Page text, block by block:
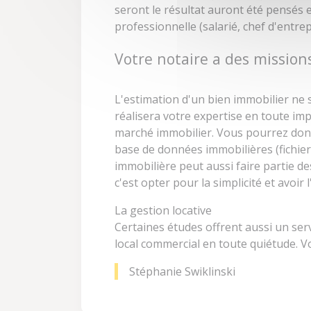
seront le résultat auront été pensés
professionnelle (salarié, chef
Votre notaire a des
L'estimation d'un bien immobilier ne
réalisera votre expertise en toute
marché immobilier. Vous pourrez
base de données immobilières
immobilière peut aussi faire partie
c'est opter pour la simplicité et avoir
La gestion locative
Certaines études offrent aussi un
local commercial en toute quiétude.
Stéphanie Swiklinski